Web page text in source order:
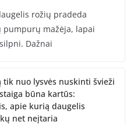
rožių pradeda
mažėja, lapai
Dažnai
tik nuo lysvės nuskinti švieži
būna kartūs:
apie kurią daugelis
net neįtaria